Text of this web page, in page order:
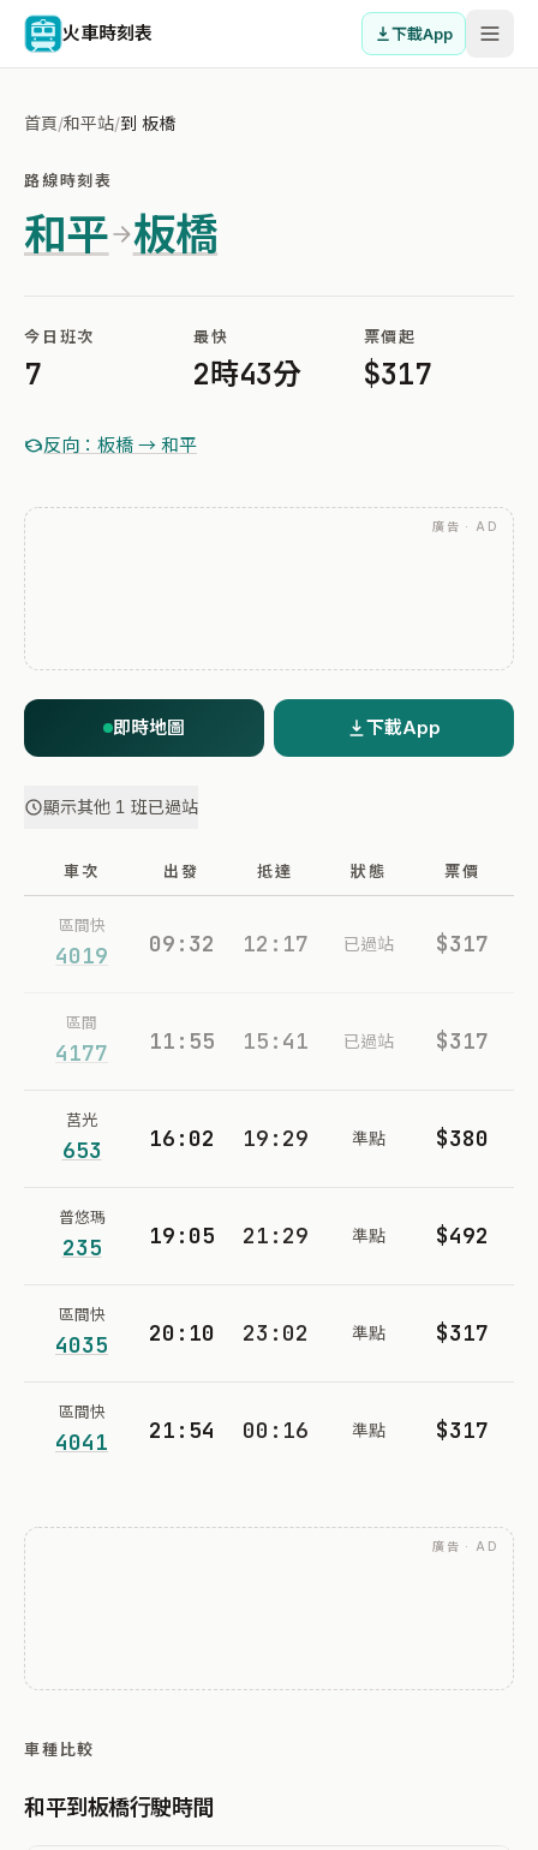
火車時刻表 下載App
首頁/和平站/到 板橋
路線時刻表
和平 板橋
今日班次
7
最快
2時43分
票價起
$317
反向：板橋 → 和平
廣告 · AD
即時地圖 下載App
顯示其他 1 班已過站
車次 出發 抵達 狀態 票價
區間快
4019 09:32 12:17 已過站 $317
區間
4177 11:55 15:41 已過站 $317
莒光
653 16:02 19:29 準點 $380
普悠瑪
235 19:05 21:29 準點 $492
區間快
4035 20:10 23:02 準點 $317
區間快
4041 21:54 00:16 準點 $317
廣告 · AD
車種比較
和平到板橋行駛時間